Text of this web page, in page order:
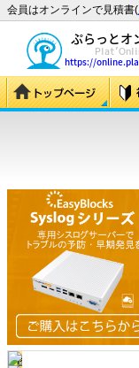
会員はオンラインで見積書(